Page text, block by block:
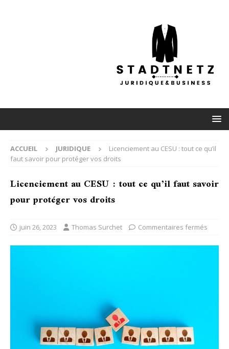
ACCUEIL JURIDIQUE
Licenciement au CESU : tout ce qu’il
faut savoir pour protéger vos droits
Licenciement au CESU : tout ce qu’il faut savoir
pour protéger vos droits
juin 26, 2023 Thomas Surchet Commentaires fermés